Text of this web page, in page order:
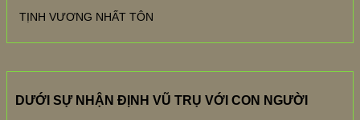
TỊNH VƯƠNG NHẤT TÔN
DƯỚI SỰ NHẬN ĐỊNH VŨ TRỤ VỚI CON NGƯỜI